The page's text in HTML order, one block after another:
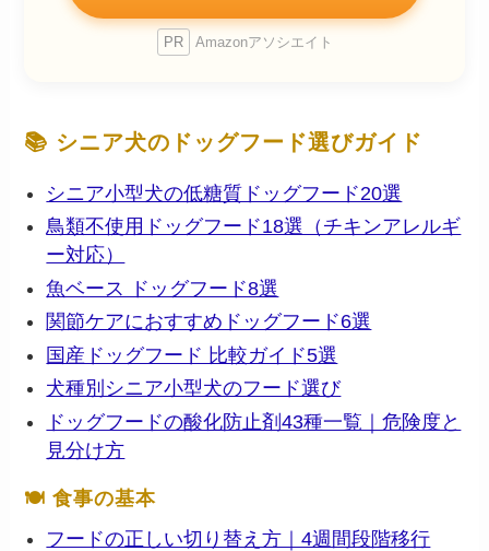
PR Amazonアソシエイト
📚 シニア犬のドッグフード選びガイド
シニア小型犬の低糖質ドッグフード20選
鳥類不使用ドッグフード18選（チキンアレルギ
ー対応）
魚ベース ドッグフード8選
関節ケアにおすすめドッグフード6選
国産ドッグフード 比較ガイド5選
犬種別シニア小型犬のフード選び
ドッグフードの酸化防止剤43種一覧｜危険度と
見分け方
🍽 食事の基本
フードの正しい切り替え方｜4週間段階移行